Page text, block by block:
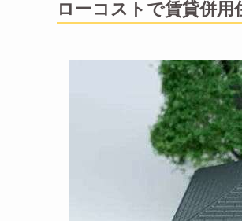
ローコストで賃貸併